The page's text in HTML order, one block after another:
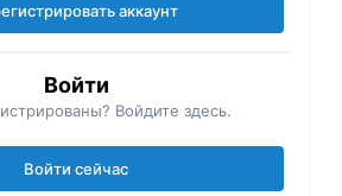
аккаунт
Войти
Войдите здесь.
Войти сейчас